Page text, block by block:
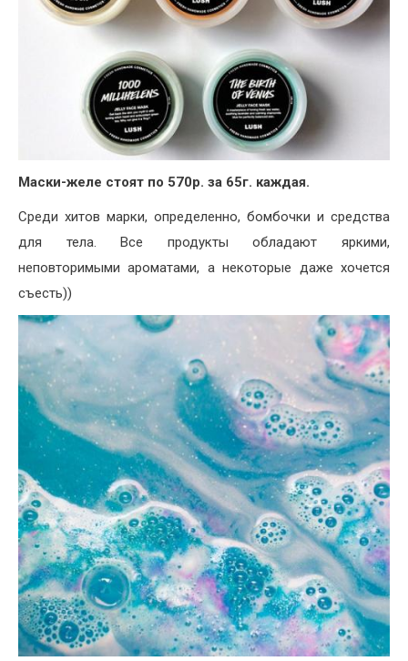
Маски-желе стоят по 570р. за 65г. каждая.
Среди хитов марки, определенно, бомбочки и средства
для тела. Все продукты обладают яркими,
неповторимыми ароматами, а некоторые даже хочется
съесть))